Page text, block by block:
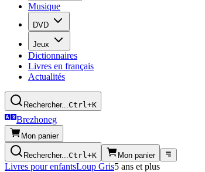
Musique
DVD
Jeux
Dictionnaires
Livres en français
Actualités
Rechercher...Ctrl+K
Brezhoneg
Mon panier
Rechercher...Ctrl+K Mon panier
Livres pour enfantsLoup Gris5 ans et plus